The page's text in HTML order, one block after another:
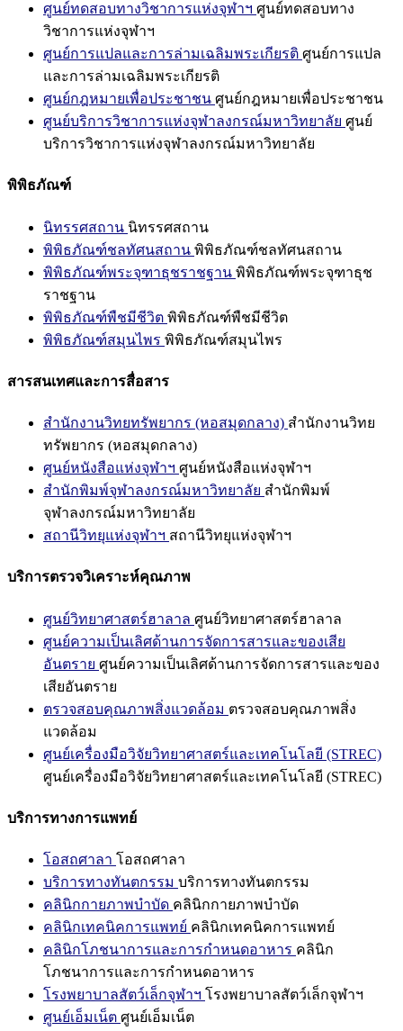
ศูนย์ทดสอบทางวิชาการแห่งจุฬาฯ ศูนย์ทดสอบทาง
วิชาการแห่งจุฬาฯ
ศูนย์การแปลและการล่ามเฉลิมพระเกียรติ ศูนย์การแปล
และการล่ามเฉลิมพระเกียรติ
ศูนย์กฎหมายเพื่อประชาชน ศูนย์กฎหมายเพื่อประชาชน
ศูนย์บริการวิชาการแห่งจุฬาลงกรณ์มหาวิทยาลัย ศูนย์
บริการวิชาการแห่งจุฬาลงกรณ์มหาวิทยาลัย
พิพิธภัณฑ์
นิทรรศสถาน นิทรรศสถาน
พิพิธภัณฑ์ชลทัศนสถาน พิพิธภัณฑ์ชลทัศนสถาน
พิพิธภัณฑ์พระจุฑาธุชราชฐาน พิพิธภัณฑ์พระจุฑาธุช
ราชฐาน
พิพิธภัณฑ์พืชมีชีวิต พิพิธภัณฑ์พืชมีชีวิต
พิพิธภัณฑ์สมุนไพร พิพิธภัณฑ์สมุนไพร
สารสนเทศและการสื่อสาร
สำนักงานวิทยทรัพยากร (หอสมุดกลาง) สำนักงานวิทย
ทรัพยากร (หอสมุดกลาง)
ศูนย์หนังสือแห่งจุฬาฯ ศูนย์หนังสือแห่งจุฬาฯ
สำนักพิมพ์จุฬาลงกรณ์มหาวิทยาลัย สำนักพิมพ์
จุฬาลงกรณ์มหาวิทยาลัย
สถานีวิทยุแห่งจุฬาฯ สถานีวิทยุแห่งจุฬาฯ
บริการตรวจวิเคราะห์คุณภาพ
ศูนย์วิทยาศาสตร์ฮาลาล ศูนย์วิทยาศาสตร์ฮาลาล
ศูนย์ความเป็นเลิศด้านการจัดการสารและของเสีย
อันตราย ศูนย์ความเป็นเลิศด้านการจัดการสารและของ
เสียอันตราย
ตรวจสอบคุณภาพสิ่งแวดล้อม ตรวจสอบคุณภาพสิ่ง
แวดล้อม
ศูนย์เครื่องมือวิจัยวิทยาศาสตร์และเทคโนโลยี (STREC)
ศูนย์เครื่องมือวิจัยวิทยาศาสตร์และเทคโนโลยี (STREC)
บริการทางการแพทย์
โอสถศาลา โอสถศาลา
บริการทางทันตกรรม บริการทางทันตกรรม
คลินิกกายภาพบำบัด คลินิกกายภาพบำบัด
คลินิกเทคนิคการแพทย์ คลินิกเทคนิคการแพทย์
คลินิกโภชนาการและการกำหนดอาหาร คลินิก
โภชนาการและการกำหนดอาหาร
โรงพยาบาลสัตว์เล็กจุฬาฯ โรงพยาบาลสัตว์เล็กจุฬาฯ
ศูนย์เอ็มเน็ต ศูนย์เอ็มเน็ต